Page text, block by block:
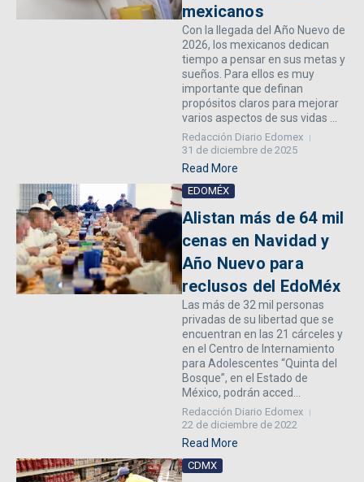
mexicanos
Con la llegada del Año Nuevo de
2026, los mexicanos dedican
tiempo a pensar en sus metas y
sueños. Para ellos es muy
importante que definan
propósitos claros para mejorar
varios aspectos de sus vidas ...
Redacción Diario Edomex
31 de diciembre de 2025
Read More
EDOMÉX
Alistan más de 64 mil
cenas en Navidad y
Año Nuevo para
reclusos del EdoMéx
Las más de 32 mil personas
privadas de su libertad que se
encuentran en las 21 cárceles y
en el Centro de Internamiento
para Adolescentes “Quinta del
Bosque”, en el Estado de
México, podrán acced...
Redacción Diario Edomex
22 de diciembre de 2022
Read More
CDMX